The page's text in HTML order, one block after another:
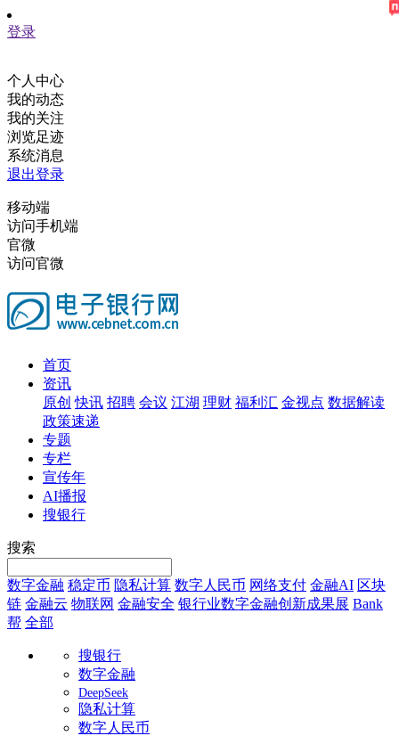
登录
个人中心
我的动态
我的关注
浏览足迹
系统消息
退出登录
移动端
访问手机端
官微
访问官微
首页
资讯
原创 快讯 招聘 会议 江湖 理财 福利汇 金视点 数据解读
政策速递
专题
专栏
宣传年
AI播报
搜银行
搜索
数字金融 稳定币 隐私计算 数字人民币 网络支付 金融AI 区块
链 金融云 物联网 金融安全 银行业数字金融创新成果展 Bank
帮 全部
搜银行
数字金融
DeepSeek
隐私计算
数字人民币